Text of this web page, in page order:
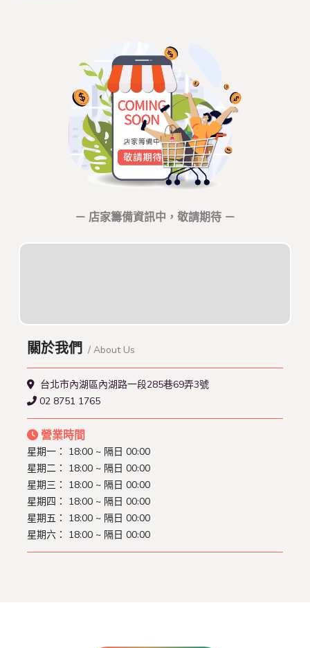
－ 店家籌備資訊中，敬請期待 －
關於我們 / About Us
台北市內湖區內湖路一段285巷69弄3號
02 8751 1765
營業時間
星期一： 18:00 ~ 隔日 00:00
星期二： 18:00 ~ 隔日 00:00
星期三： 18:00 ~ 隔日 00:00
星期四： 18:00 ~ 隔日 00:00
星期五： 18:00 ~ 隔日 00:00
星期六： 18:00 ~ 隔日 00:00